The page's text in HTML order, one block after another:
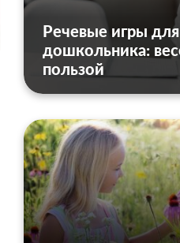
Речевые игры для
дошкольника:
пользой